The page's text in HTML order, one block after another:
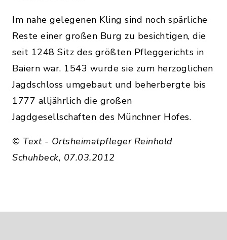
Im nahe gelegenen Kling sind noch spärliche
Reste einer großen Burg zu besichtigen, die
seit 1248 Sitz des größten Pfleggerichts in
Baiern war. 1543 wurde sie zum herzoglichen
Jagdschloss umgebaut und beherbergte bis
1777 alljährlich die großen
Jagdgesellschaften des Münchner Hofes.
© Text - Ortsheimatpfleger Reinhold
Schuhbeck, 07.03.2012